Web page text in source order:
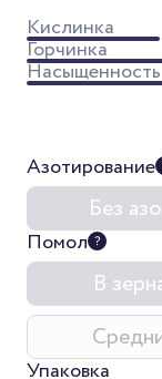
Кислинка
Горчинка
Насыщенность
Азотирование
Без
Помол
В
Упаковка